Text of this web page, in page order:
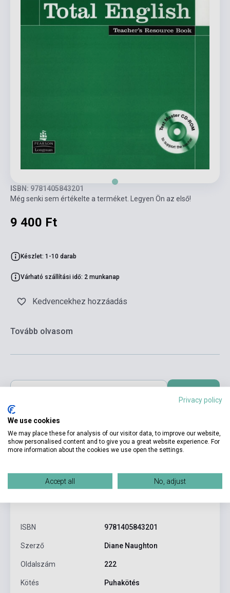
ISBN: 9781405843201
Még senki sem értékelte a terméket. Legyen Ön az első!
9 400 Ft
Készlet: 1-10 darab
Várható szállítási idő: 2 munkanap
Kedvencekhez hozzáadás
Tovább olvasom
ISBN 9781405843201
Szerző Diane Naughton
Oldalszám 222
Kötés Puhakötés
Privacy policy
We use cookies
We may place these for analysis of our visitor data, to improve our website,
show personalised content and to give you a great website experience. For
more information about the cookies we use open the settings.
Accept all No, adjust